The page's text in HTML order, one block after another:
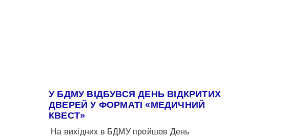
У БДМУ ВІДБУВСЯ ДЕНЬ ВІДКРИТИХ
ДВЕРЕЙ У ФОРМАТІ «МЕДИЧНИЙ
КВЕСТ»
На вихідних в БДМУ пройшов День